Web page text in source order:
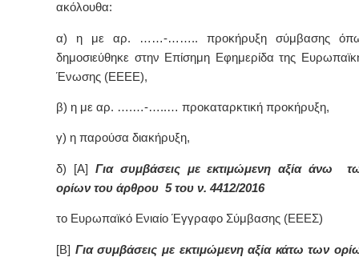
ακόλουθα:
α) η με αρ. ……-…….. προκήρυξη σύμβασης
δημοσιεύθηκε στην Επίσημη Εφημερίδα της
Ένωσης (ΕΕΕΕ),
β) η με αρ. ….…-…..… προκαταρκτική προκήρυξη,
γ) η παρούσα διακήρυξη,
δ) [Α] Για συμβάσεις με εκτιμώμενη αξία άνω
ορίων του άρθρου 5 του ν. 4412/2016
το Ευρωπαϊκό Ενιαίο Έγγραφο Σύμβασης (ΕΕΕΣ)
[Β] Για συμβάσεις με εκτιμώμενη αξία κάτω των